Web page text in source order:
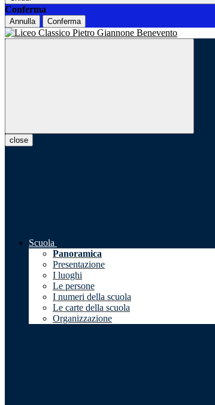
Conferma
Annulla Conferma
close
Scuola
Panoramica
Presentazione
I luoghi
Le persone
I numeri della scuola
Le carte della scuola
Organizzazione